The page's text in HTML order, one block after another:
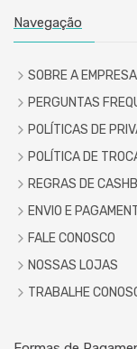
Navegação
SOBRE A EMPRESA
PERGUNTAS
POLÍTICAS DE
POLÍTICA DE
REGRAS DE
ENVIO E
FALE CONOSCO
NOSSAS LOJAS
TRABALHE